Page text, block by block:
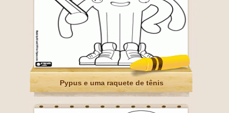
Pypus e uma raquete de tênis